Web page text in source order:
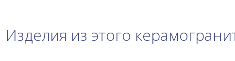
Изделия из этого